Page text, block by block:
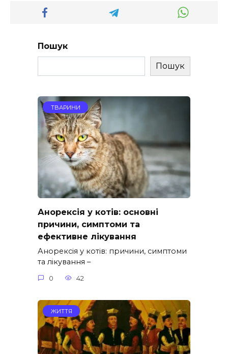
Пошук
Пошук
ТВАРИНИ
Анорексія у котів: основні
причини, симптоми та
ефективне лікування
Анорексія у котів: причини, симптоми
та лікування –
0 42
ЖИТТЯ